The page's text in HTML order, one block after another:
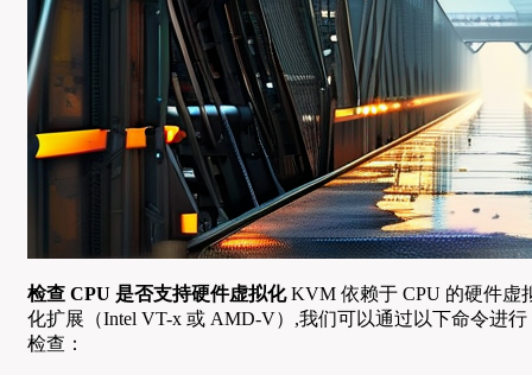
检查 CPU 是否支持硬件虚拟化KVM 依赖于 CPU 的硬件虚
化扩展（Intel VT-x 或 AMD-V）,我们可以通过以下命令进行
检查：